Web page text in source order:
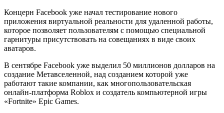
Концерн Facebook уже начал тестирование нового
приложения виртуальной реальности для удаленной работы,
которое позволяет пользователям с помощью специальной
гарнитуры присутствовать на совещаниях в виде своих
аватаров.
В сентябре Facebook уже выделил 50 миллионов долларов на
создание Метавселенной, над созданием которой уже
работают такие компании, как многопользовательская
онлайн-платформа Roblox и создатель компьютерной игры
«Fortnite» Epic Games.